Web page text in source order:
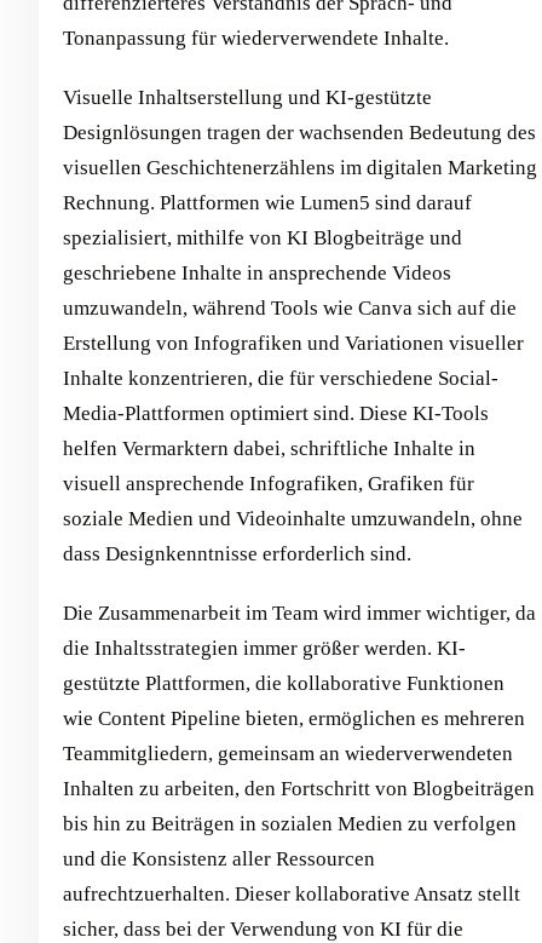
Tonanpassung für wiederverwendete Inhalte.
Visuelle Inhaltserstellung und KI-gestützte
Designlösungen tragen der wachsenden Bedeutung des
visuellen Geschichtenerzählens im digitalen Marketing
Rechnung. Plattformen wie Lumen5 sind darauf
spezialisiert, mithilfe von KI Blogbeiträge und
geschriebene Inhalte in ansprechende Videos
umzuwandeln, während Tools wie Canva sich auf die
Erstellung von Infografiken und Variationen visueller
Inhalte konzentrieren, die für verschiedene Social-
Media-Plattformen optimiert sind. Diese KI-Tools
helfen Vermarktern dabei, schriftliche Inhalte in
visuell ansprechende Infografiken, Grafiken für
soziale Medien und Videoinhalte umzuwandeln, ohne
dass Designkenntnisse erforderlich sind.
Die Zusammenarbeit im Team wird immer wichtiger, da
die Inhaltsstrategien immer größer werden. KI-
gestützte Plattformen, die kollaborative Funktionen
wie Content Pipeline bieten, ermöglichen es mehreren
Teammitgliedern, gemeinsam an wiederverwendeten
Inhalten zu arbeiten, den Fortschritt von Blogbeiträgen
bis hin zu Beiträgen in sozialen Medien zu verfolgen
und die Konsistenz aller Ressourcen
aufrechtzuerhalten. Dieser kollaborative Ansatz stellt
sicher, dass bei der Verwendung von KI für die